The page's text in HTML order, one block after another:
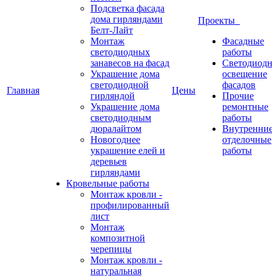
Главная
Подсветка фасада
дома гирляндами
Белт-Лайт
Монтаж
светодиодных
занавесов на фасад
Украшение дома
светодиодной
гирляндой
Украшение дома
светодиодным
дюралайтом
Новогоднее
украшение елей и
деревьев
гирляндами
Кровельные работы
Монтаж кровли -
профилированный
лист
Монтаж
композитной
черепицы
Монтаж кровли -
натуральная
Цены
Проекты
Фасадные
работы
освещение
фасадов
Прочие
ремонтные
работы
отделочные
работы